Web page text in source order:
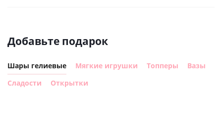
Добавьте подарок
Шары гелиевые Мягкие игрушки Топперы
Вазы
Сладости
Открытки